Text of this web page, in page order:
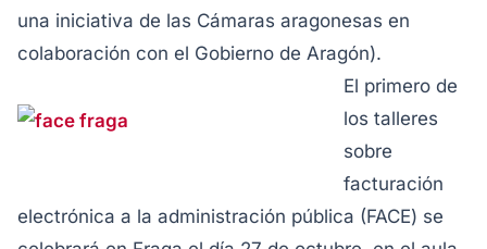
una iniciativa de las Cámaras aragonesas en
colaboración con el Gobierno de Aragón).
El primero de
los talleres
sobre
facturación
electrónica a la administración pública (FACE) se